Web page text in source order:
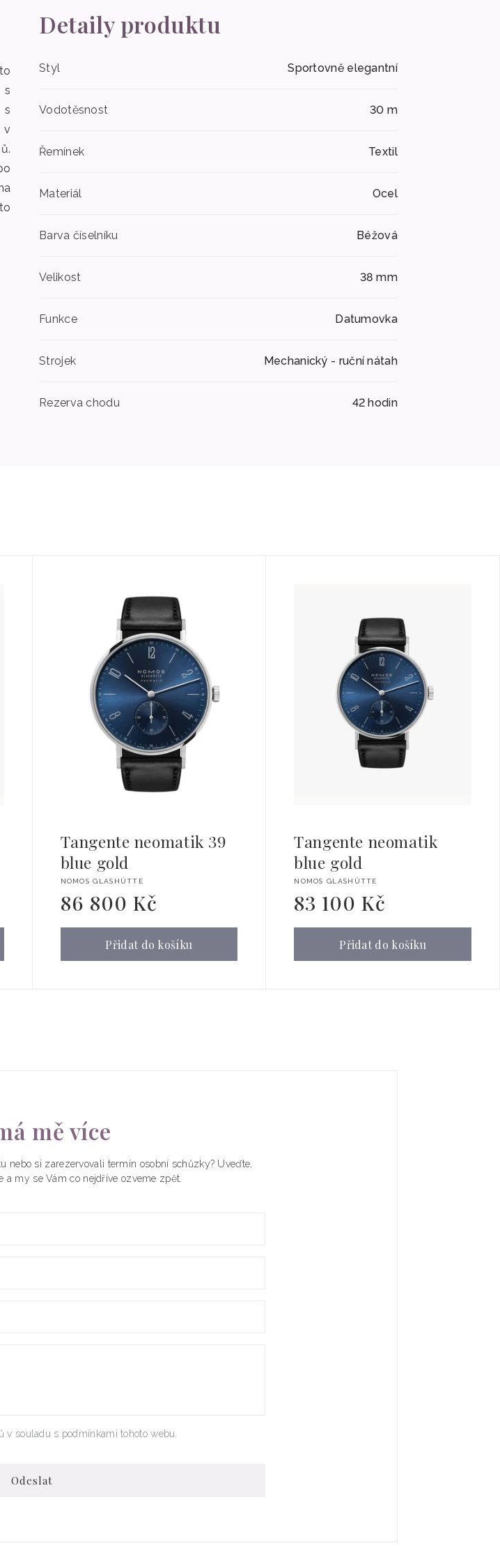
s
s
v
Detaily produktu
Styl Sportovně elegantní
Vodotěsnost 30 m
Řemínek Textil
Materiál Ocel
Barva číselníku Béžová
Velikost 38 mm
Funkce Datumovka
Strojek Mechanický - ruční nátah
Rezerva chodu 42 hodin
Tangente neomatik 39
blue gold
Dodavatel:
NOMOS GLASHÜTTE
Běžná
cena
86 800 Kč
Přidat do košíku
Tangente neomatik
blue gold
Dodavatel:
NOMOS GLASHÜTTE
Běžná
cena
83 100 Kč
Přidat do košíku
mě více
nebo si zarezervovali termín osobní schůzky? Uveďte,
a my se Vám co nejdříve ozveme zpět.
v souladu s podmínkami tohoto webu.
Odeslat